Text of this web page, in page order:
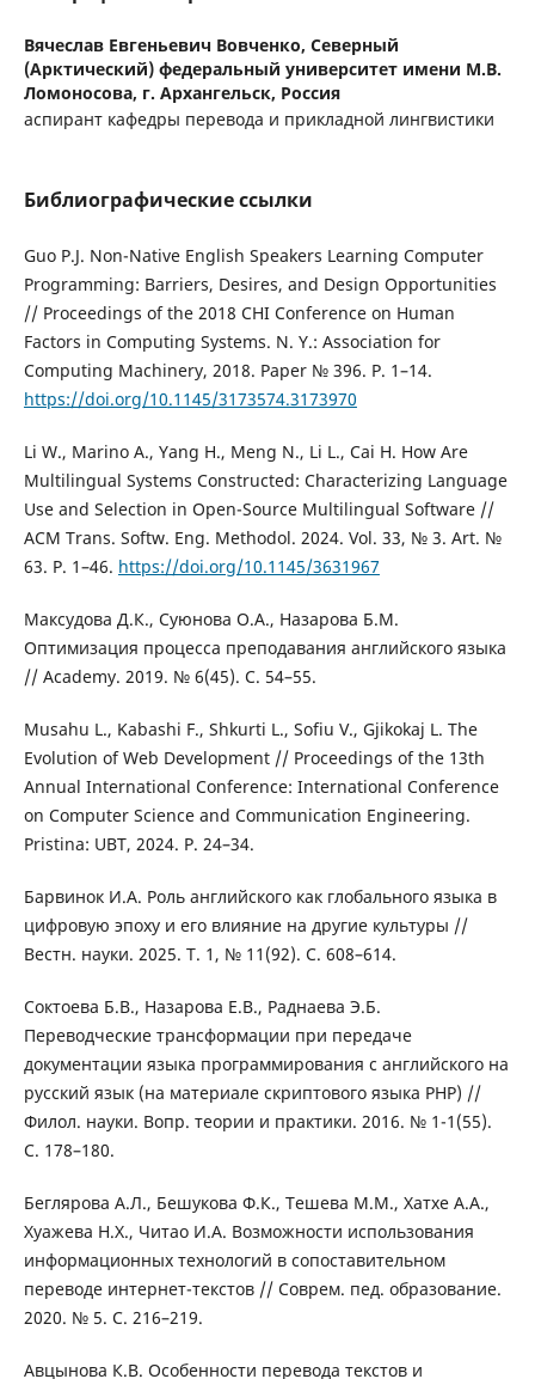
Вячеслав Евгеньевич Вовченко, Северный
(Арктический) федеральный университет имени М.В.
Ломоносова, г. Архангельск, Россия
аспирант кафедры перевода и прикладной лингвистики
Библиографические ссылки
Guo P.J. Non-Native English Speakers Learning Computer
Programming: Barriers, Desires, and Design Opportunities
// Proceedings of the 2018 CHI Conference on Human
Factors in Computing Systems. N. Y.: Association for
Computing Machinery, 2018. Paper № 396. P. 1–14.
https://doi.org/10.1145/3173574.3173970
Li W., Marino A., Yang H., Meng N., Li L., Cai H. How Are
Multilingual Systems Constructed: Characterizing Language
Use and Selection in Open-Source Multilingual Software //
ACM Trans. Softw. Eng. Methodol. 2024. Vol. 33, № 3. Art. №
63. P. 1–46. https://doi.org/10.1145/3631967
Максудова Д.К., Суюнова О.А., Назарова Б.М.
Оптимизация процесса преподавания английского языка
// Academy. 2019. № 6(45). С. 54–55.
Musahu L., Kabashi F., Shkurti L., Sofiu V., Gjikokaj L. The
Evolution of Web Development // Proceedings of the 13th
Annual International Conference: International Conference
on Computer Science and Communication Engineering.
Pristina: UBT, 2024. P. 24–34.
Барвинок И.А. Роль английского как глобального языка в
цифровую эпоху и его влияние на другие культуры //
Вестн. науки. 2025. Т. 1, № 11(92). С. 608–614.
Соктоева Б.В., Назарова Е.В., Раднаева Э.Б.
Переводческие трансформации при передаче
документации языка программирования с английского на
русский язык (на материале скриптового языка PHP) //
Филол. науки. Вопр. теории и практики. 2016. № 1-1(55).
С. 178–180.
Беглярова А.Л., Бешукова Ф.К., Тешева М.М., Хатхе А.А.,
Хуажева Н.Х., Читао И.А. Возможности использования
информационных технологий в сопоставительном
переводе интернет-текстов // Соврем. пед. образование.
2020. № 5. С. 216–219.
Авцынова К.В. Особенности перевода текстов и